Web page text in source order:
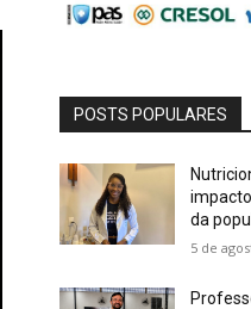
POSTS POPULARES
da
5 de